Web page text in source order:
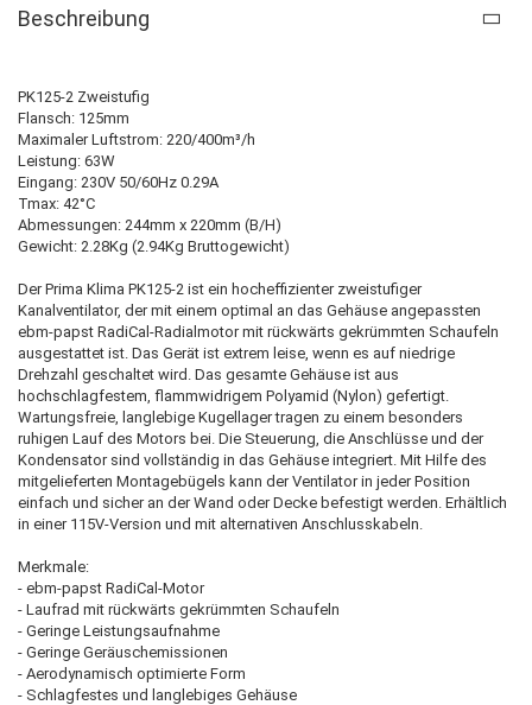
Beschreibung
PK125-2 Zweistufig
Flansch: 125mm
Maximaler Luftstrom: 220/400m³/h
Leistung: 63W
Eingang: 230V 50/60Hz 0.29A
Tmax: 42°C
Abmessungen: 244mm x 220mm (B/H)
Gewicht: 2.28Kg (2.94Kg Bruttogewicht)
Der Prima Klima PK125-2 ist ein hocheffizienter zweistufiger
Kanalventilator, der mit einem optimal an das Gehäuse angepassten
ebm-papst RadiCal-Radialmotor mit rückwärts gekrümmten Schaufeln
ausgestattet ist. Das Gerät ist extrem leise, wenn es auf niedrige
Drehzahl geschaltet wird. Das gesamte Gehäuse ist aus
hochschlagfestem, flammwidrigem Polyamid (Nylon) gefertigt.
Wartungsfreie, langlebige Kugellager tragen zu einem besonders
ruhigen Lauf des Motors bei. Die Steuerung, die Anschlüsse und der
Kondensator sind vollständig in das Gehäuse integriert. Mit Hilfe des
mitgelieferten Montagebügels kann der Ventilator in jeder Position
einfach und sicher an der Wand oder Decke befestigt werden. Erhältlich
in einer 115V-Version und mit alternativen Anschlusskabeln.
Merkmale:
- ebm-papst RadiCal-Motor
- Laufrad mit rückwärts gekrümmten Schaufeln
- Geringe Leistungsaufnahme
- Geringe Geräuschemissionen
- Aerodynamisch optimierte Form
- Schlagfestes und langlebiges Gehäuse